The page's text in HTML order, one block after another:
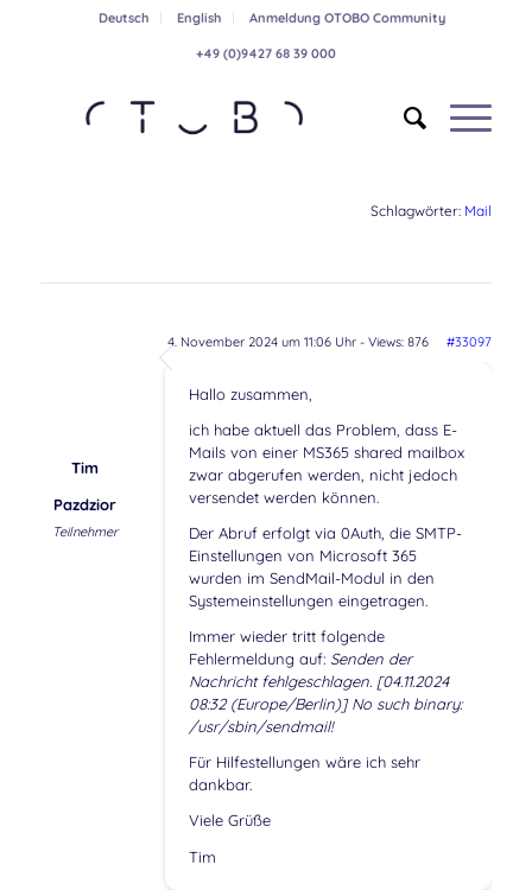
Deutsch English Anmeldung OTOBO Community
+49 (0)9427 68 39 000
Schlagwörter: Mail
4. November 2024 um 11:06 Uhr- Views: 876 #33097
Tim
Pazdzior
Teilnehmer
Hallo zusammen,
ich habe aktuell das Problem, dass E-
Mails von einer MS365 shared mailbox
zwar abgerufen werden, nicht jedoch
versendet werden können.
Der Abruf erfolgt via 0Auth, die SMTP-
Einstellungen von Microsoft 365
wurden im SendMail-Modul in den
Systemeinstellungen eingetragen.
Immer wieder tritt folgende
Fehlermeldung auf: Senden der
Nachricht fehlgeschlagen. [04.11.2024
08:32 (Europe/Berlin)] No such binary:
/usr/sbin/sendmail!
Für Hilfestellungen wäre ich sehr
dankbar.
Viele Grüße
Tim